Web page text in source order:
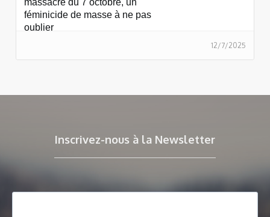
massacre du 7 octobre, un
féminicide de masse à ne pas
oublier
12/7/2025
Inscrivez-nous à la Newsletter